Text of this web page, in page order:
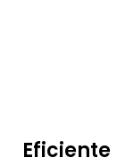
Eficiente